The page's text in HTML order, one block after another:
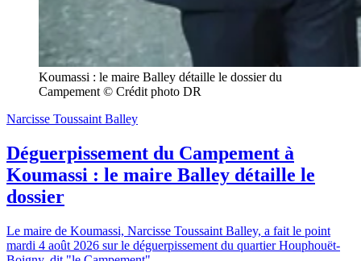
Koumassi : le maire Balley détaille le dossier du
Campement © Crédit photo DR
Narcisse Toussaint Balley
Déguerpissement du Campement à
Koumassi : le maire Balley détaille le
dossier
Le maire de Koumassi, Narcisse Toussaint Balley, a fait le point
mardi 4 août 2026 sur le déguerpissement du quartier Houphouët-